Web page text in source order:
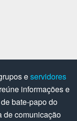
eservidores
informações e
bate-papo do
de comunicação